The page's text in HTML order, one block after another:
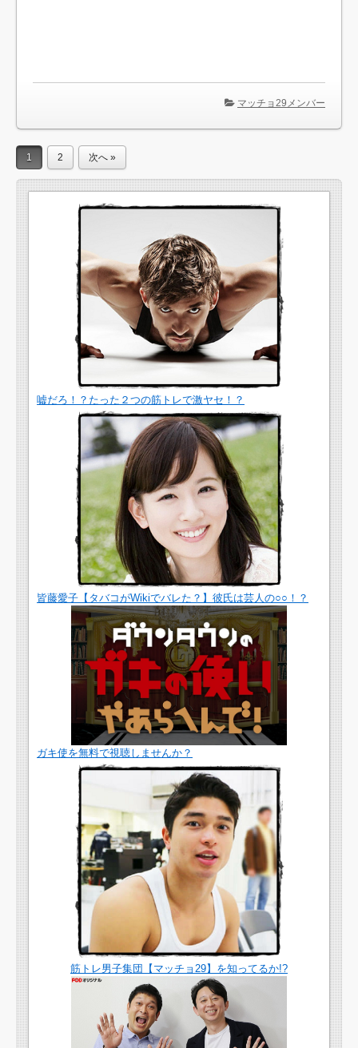
マッチョ29メンバー
1 2 次へ »
嘘だろ！？たった２つの筋トレで激ヤセ！？
皆藤愛子【タバコがWikiでバレた？】彼氏は芸人の○○！？
ガキ使を無料で視聴しませんか？
筋トレ男子集団【マッチョ29】を知ってるか!?